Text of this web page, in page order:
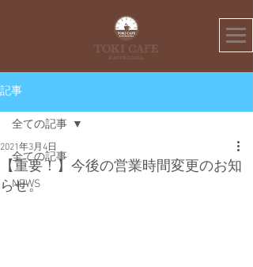
記事
全ての記事
NEWS
全ての記事
【重要！】今後の営業時間変更のお知
らせ。
2021年3月4日